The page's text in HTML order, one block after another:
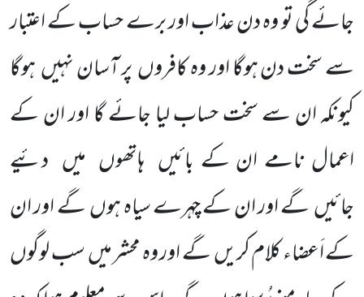
جائے گی تو وہ دن عذاب اور برے حساب کے اعتبار
سے سخت دن ہوگا اور وہ کافروںپر آسان نہیںہوگا
کیونکہ ان سے سخت حساب لیا جائے گا اور ان کے
اعمال نامے ان کے بائیں ہاتھوں میں دئیے
جائیںگے اور ان کے چہرے سیاہ ہوںگے اور ان
کے اَعضاء کلام کریںگے اور وہ محشر میںسب لوگوں